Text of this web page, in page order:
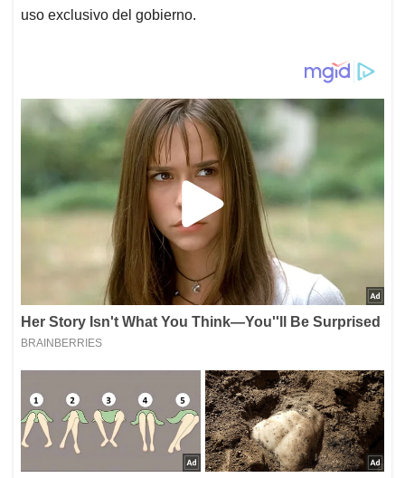
uso exclusivo del gobierno.